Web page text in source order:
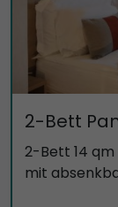
2-Bett
2-Bett 14 qm
mit